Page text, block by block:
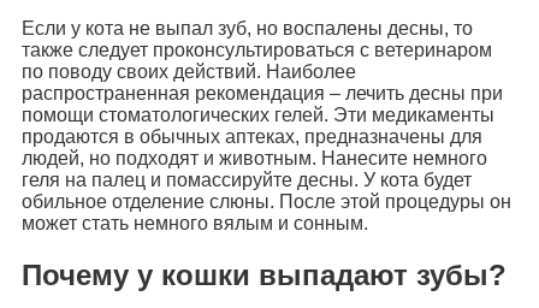
Если у кота не выпал зуб, но воспалены десны, то
также следует проконсультироваться с ветеринаром
по поводу своих действий. Наиболее
распространенная рекомендация – лечить десны при
помощи стоматологических гелей. Эти медикаменты
продаются в обычных аптеках, предназначены для
людей, но подходят и животным. Нанесите немного
геля на палец и помассируйте десны. У кота будет
обильное отделение слюны. После этой процедуры он
может стать немного вялым и сонным.
Почему у кошки выпадают зубы?